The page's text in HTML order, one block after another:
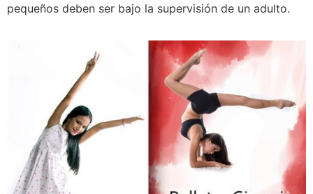
pequeños deben ser bajo la supervisión de un adulto.